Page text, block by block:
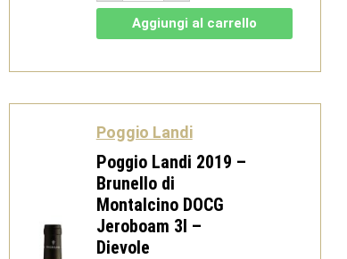
Chiuso
del
Brunello
DOCG
Dievole
Aggiungi al carrello
Poggio Landi
Poggio Landi 2019 –
Brunello di
Montalcino DOCG
Jeroboam 3l –
Dievole